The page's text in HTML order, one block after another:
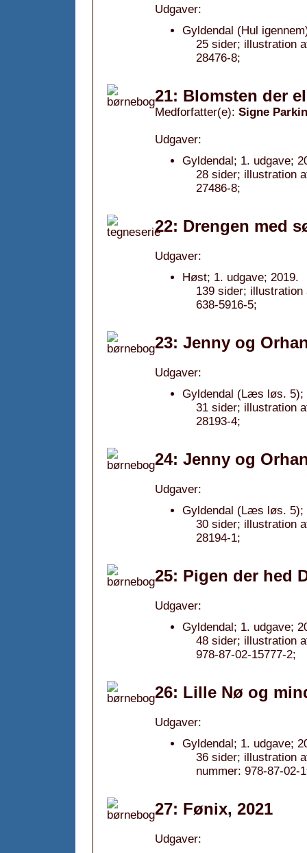
Udgaver:
Gyldendal (Hul
25 sider; illustration
28476-8;
21: Blomsten der
Medforfatter(e): Signe
Udgaver:
Gyldendal; 1. udgave;
28 sider; illustration
27486-8;
22: Drengen med
Udgaver:
Høst; 1. udgave; 2019.
139 sider;
638-5916-5;
23: Jenny og
Udgaver:
Gyldendal (Læs løs. 5);
31 sider; illustration
28193-4;
24: Jenny og
Udgaver:
Gyldendal (Læs løs. 5);
30 sider; illustration
28194-1;
25: Pigen der hed
Udgaver:
Gyldendal; 1. udgave;
48 sider; illustration
978-87-02-15777-2;
26: Lille Nø og
Udgaver:
Gyldendal; 1. udgave;
36 sider; illustration
nummer: 978-87-02-
27: Fønix, 2021
Udgaver: